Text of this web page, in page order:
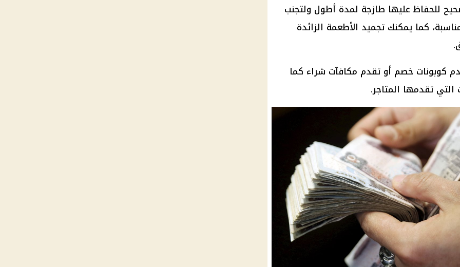
للحفاظ عليها طازجة لمدة أطول ولتجنب
كما يمكنك تجميد الأطعمة الزائدة
كوبونات خصم أو تقدم مكافآت شراء كما
تقدمها المتاجر.